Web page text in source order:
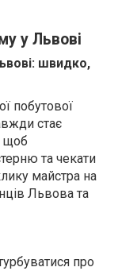
у Львові
швидко,
побутової
стає
щоб
та чекати
майстра на
Львова та
про